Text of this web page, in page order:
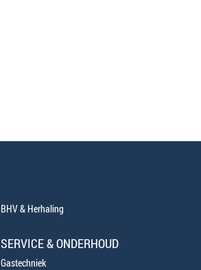
BHV & Herhaling
SERVICE & ONDERHOUD
Gastechniek